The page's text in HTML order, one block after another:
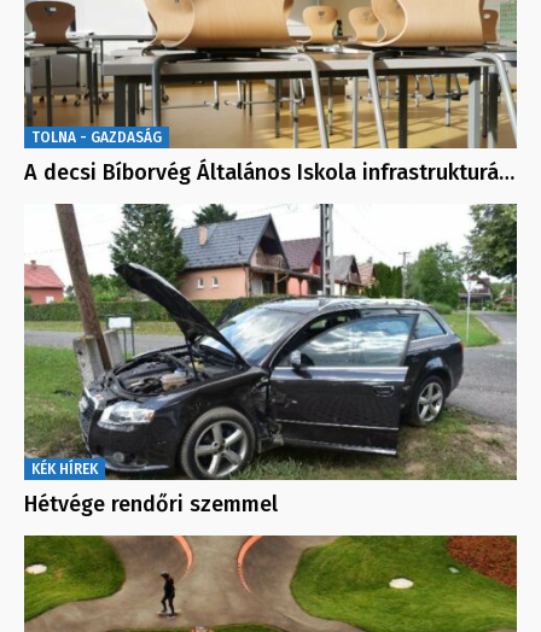
TOLNA - GAZDASÁG
A decsi Bíborvég Általános Iskola infrastrukturá…
KÉK HÍREK
Hétvége rendőri szemmel